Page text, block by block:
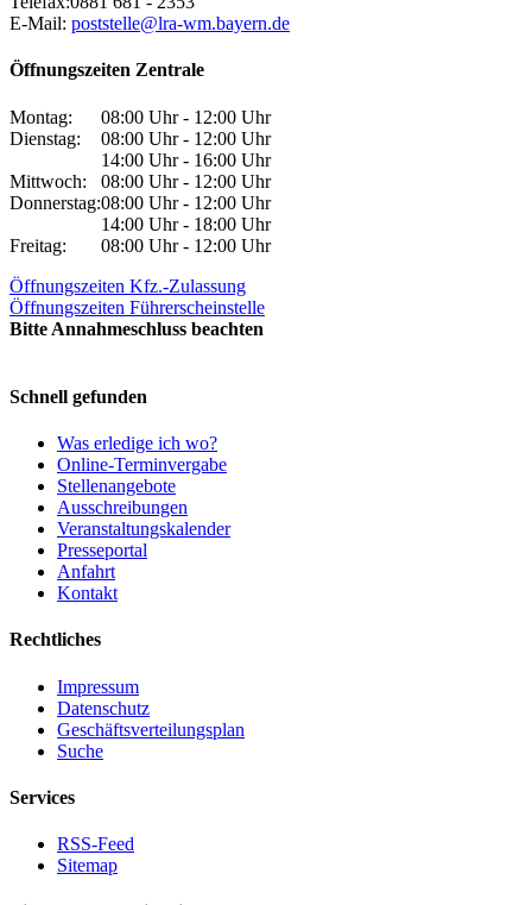
E-Mail: poststelle@lra-wm.bayern.de
Öffnungszeiten Zentrale
Montag:
08:00 Uhr - 12:00 Uhr
Dienstag:
08:00 Uhr - 12:00 Uhr
14:00 Uhr - 16:00 Uhr
Mittwoch:
08:00 Uhr - 12:00 Uhr
Donnerstag:08:00 Uhr - 12:00 Uhr
14:00 Uhr - 18:00 Uhr
Freitag:
08:00 Uhr - 12:00 Uhr
Öffnungszeiten Kfz.-Zulassung
Öffnungszeiten Führerscheinstelle
Bitte Annahmeschluss beachten
Schnell gefunden
Was erledige ich wo?
Online-Terminvergabe
Stellenangebote
Ausschreibungen
Veranstaltungskalender
Presseportal
Anfahrt
Kontakt
Rechtliches
Impressum
Datenschutz
Geschäftsverteilungsplan
Suche
Services
RSS-Feed
Sitemap